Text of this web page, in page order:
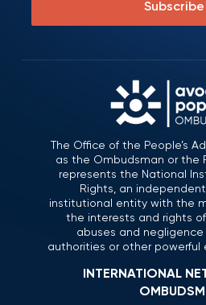
Subscribe
The Office of the People’s
as the Ombudsman or the
represents the National
Rights, an
institutional entity with the
the interests and rights
abuses and
authorities or other
INTERNATIONAL